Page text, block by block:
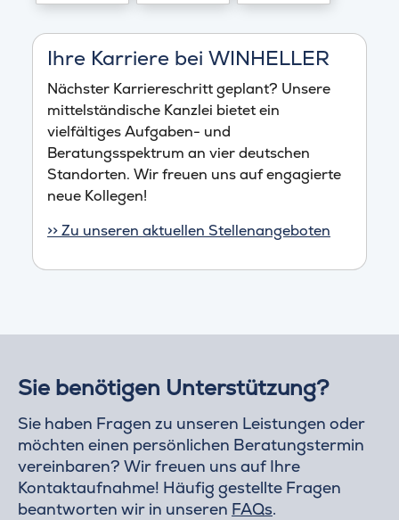
Ihre Karriere bei WINHELLER
Nächster Karriereschritt geplant? Unsere
mittelständische Kanzlei bietet ein
vielfältiges Aufgaben- und
Beratungsspektrum an vier deutschen
Standorten. Wir freuen uns auf engagierte
neue Kollegen!
>> Zu unseren aktuellen Stellenangeboten
Sie benötigen Unterstützung?
Sie haben Fragen zu unseren Leistungen oder
möchten einen persönlichen Beratungstermin
vereinbaren? Wir freuen uns auf Ihre
Kontaktaufnahme! Häufig gestellte Fragen
beantworten wir in unseren FAQs.